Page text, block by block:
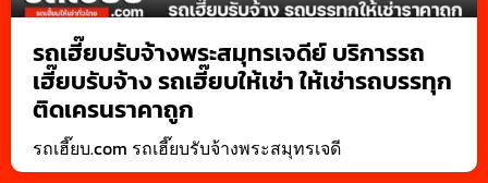
รถเฮี๊ยบรับจ้างพระสมุทรเจดีย์ บริการรถ
เฮี๊ยบรับจ้าง รถเฮี๊ยบให้เช่า ให้เช่ารถบรรทุก
ติดเครนราคาถูก
รถเฮี๊ยบ.com รถเฮี๊ยบรับจ้างพระสมุทรเจดี